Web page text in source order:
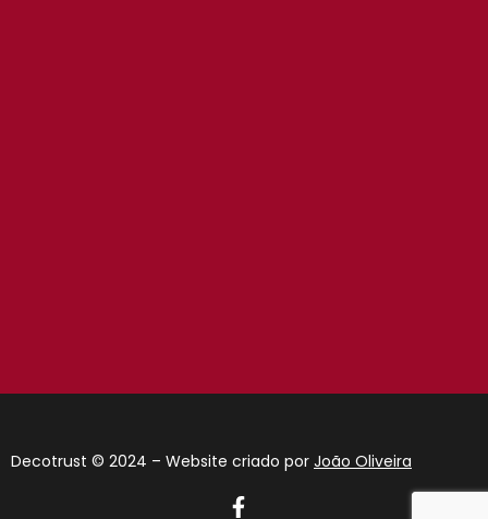
Decotrust © 2024 – Website criado por João Oliveira